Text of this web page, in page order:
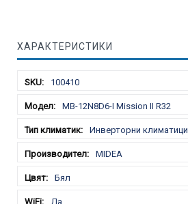
ХАРАКТЕРИСТИКИ
100410
MB-12N8D6-I Mission II R32
Инверторни климатици
MIDEA
Бял
Да